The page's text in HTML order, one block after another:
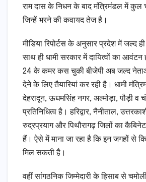
राम दास के निधन के बाद मंत्रिमंडल में कुल
जिन्हें भरने की कवायद तेज है।
मीडिया रिपोर्टस के अनुसार प्रदेश में जल्द
साथ ही धामी सरकार में दायित्वों का
24 के कमर कस चुकी बीजेपी अब जल्द नेताओं
देने के लिए तैयारियां कर रही है। धामी
देहरादून, ऊधमसिंह नगर, अल्मोड़ा, पौड़ी व
प्रतिनिधित्व है। हरिद्वार, नैनीताल,
रुद्रप्रयाग और पिथौरागढ़ जिलों का कैबिनेट
हैं। ऐसे में माना जा रहा है कि इन जगहों से
मिल सकती है।
वहीं सांगठनिक जिम्मेदारी के हिसाब से